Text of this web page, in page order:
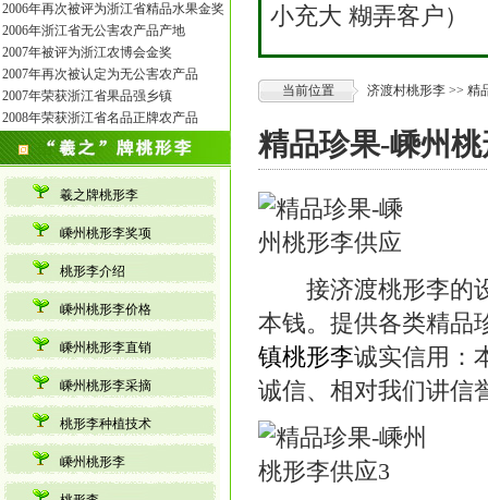
2006年再次被评为浙江省精品水果金奖
2006年浙江省无公害农产品产地
2007年被评为浙江农博会金奖
2007年再次被认定为无公害农产品
2007年荣获浙江省果品强乡镇
2008年荣获浙江省名品正牌农产品
羲之牌桃形李
嵊州桃形李奖项
桃形李介绍
嵊州桃形李价格
嵊州桃形李直销
嵊州桃形李采摘
桃形李种植技术
嵊州桃形李
小充大 糊弄客户）
当前位置 济渡村桃形李 >> 精
精品珍果-嵊州
接济渡桃形李的设
本钱。提供各类精品
镇桃形李诚实信用：
诚信、相对我们讲信